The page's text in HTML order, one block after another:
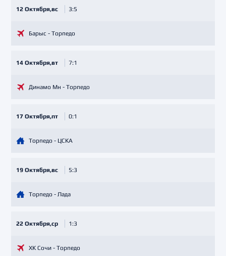
12 Октября,вс 3:5
Барыс - Торпедо
14 Октября,вт 7:1
Динамо Мн - Торпедо
17 Октября,пт 0:1
Торпедо - ЦСКА
19 Октября,вс 5:3
Торпедо - Лада
22 Октября,ср 1:3
ХК Сочи - Торпедо